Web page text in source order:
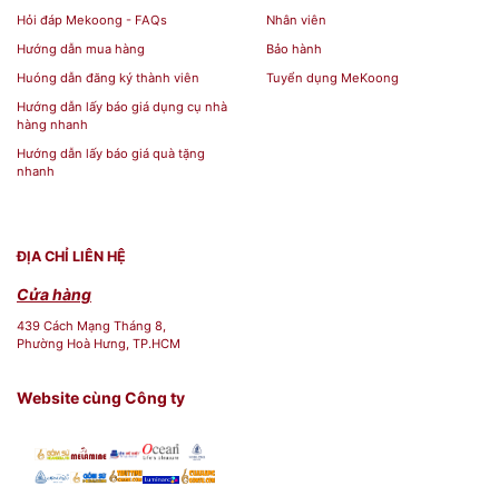
Hỏi đáp Mekoong - FAQs
Hướng dẫn mua hàng
Huóng dẫn đăng ký thành viên
Hướng dẫn lấy báo giá dụng cụ nhà
hàng nhanh
Hướng dẫn lấy báo giá quà tặng
nhanh
Nhân viên
Bảo hành
Tuyển dụng MeKoong
ĐỊA CHỈ LIÊN HỆ
Cửa hàng
439 Cách Mạng Tháng 8,
Phường Hoà Hưng, TP.HCM
Website cùng Công ty